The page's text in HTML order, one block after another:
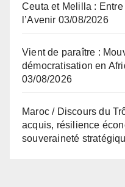
Ceuta et Melilla :
l’Avenir 03/08/2026
Vient de paraître :
démocratisation en
03/08/2026
Maroc / Discours du
acquis, résilience
souveraineté